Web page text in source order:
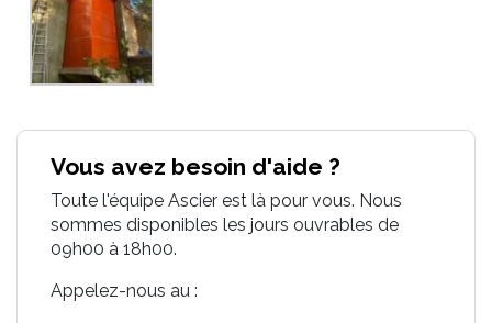
Vous avez besoin d'aide ?
Toute l'équipe Ascier est là pour vous. Nous
sommes disponibles les jours ouvrables de
09h00 à 18h00.
Appelez-nous au :